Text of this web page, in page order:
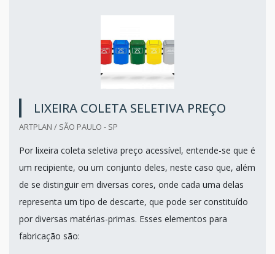
LIXEIRA COLETA SELETIVA PREÇO
ARTPLAN / SÃO PAULO - SP
Por lixeira coleta seletiva preço acessível, entende-se que é
um recipiente, ou um conjunto deles, neste caso que, além
de se distinguir em diversas cores, onde cada uma delas
representa um tipo de descarte, que pode ser constituído
por diversas matérias-primas. Esses elementos para
fabricação são: